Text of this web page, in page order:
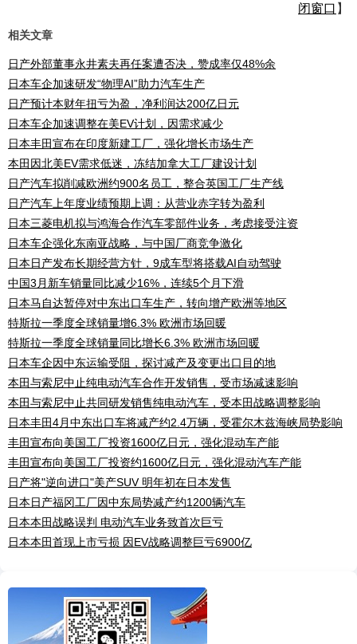
闭窗口 】
相关文章
日产外部董事永井素夫再任案遭否决，赞成率仅48%余
日本车企加速研发“物理AI”助力汽车生产
日产预计本财年扭亏为盈，净利润达200亿日元
日本车企加速调整在美EV计划，因需求减少
日本丰田宣布在印度新建工厂，强化增长市场生产
本田因北美EV需求低迷，冻结加拿大工厂建设计划
日产汽车拟削减欧洲约900名员工，整合英国工厂生产线
日产汽车上年度业绩预期上调：从营业赤字转为盈利
日本三菱电机拟与鸿海合作汽车零部件业务，考虑接受注资
日本车企强化东南亚战略，与中国厂商竞争激化
日本日产发布长期经营方针，9成车型将搭载AI自动驾驶
中国3月新车销量同比减少16%，连续5个月下滑
日本马自达暂停对中东出口车生产，转向增产欧洲等地区
特斯拉一季度全球销量增6.3% 欧洲市场回暖
特斯拉一季度全球销量同比增长6.3% 欧洲市场回暖
日本车企因中东运输受阻，探讨减产及变更出口目的地
本田与索尼中止纯电动汽车合作开发销售，受市场减速影响
本田与索尼中止共同研发销售纯电动汽车，受本田战略调整影响
日本丰田4月中东出口车将减产约2.4万辆，受霍尔木兹海峡局势影响
丰田宣布向美国工厂投资1600亿日元，强化混动车产能
丰田宣布向美国工厂投资约1600亿日元，强化混动汽车产能
日产将"逆向进口"美产SUV 明年初在日本发售
日本日产福冈工厂因中东局势减产约1200辆汽车
日本本田战略误判 电动汽车业务致首次巨亏
日本本田首现上市亏损 因EV战略调整巨亏6900亿